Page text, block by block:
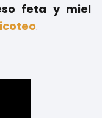
feta y miel
.